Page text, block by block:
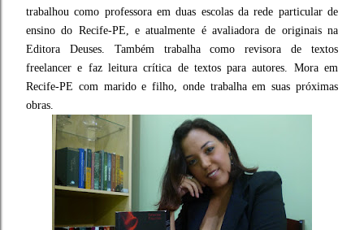
trabalhou como professora em duas escolas da rede particular de
ensino do Recife-PE, e atualmente é avaliadora de originais na
Editora Deuses. Também trabalha como revisora de textos
freelancer e faz leitura crítica de textos para autores. Mora em
Recife-PE com marido e filho, onde trabalha em suas próximas
obras.